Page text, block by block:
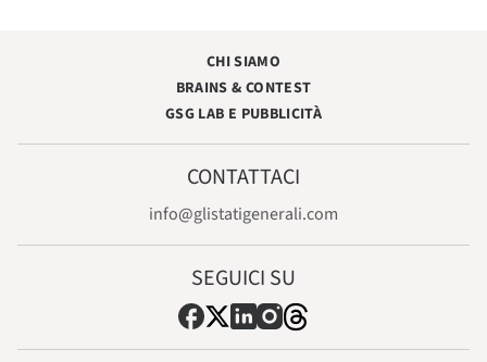
CHI SIAMO
BRAINS & CONTEST
GSG LAB E PUBBLICITÀ
CONTATTACI
info@glistatigenerali.com
SEGUICI SU